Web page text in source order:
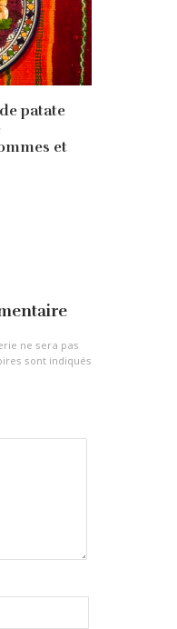
patate
et
ne sera pas
sont indiqués